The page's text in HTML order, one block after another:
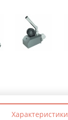
Характеристики